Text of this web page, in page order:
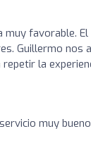
muy favorable.
Guillermo nos
la
muy bueno